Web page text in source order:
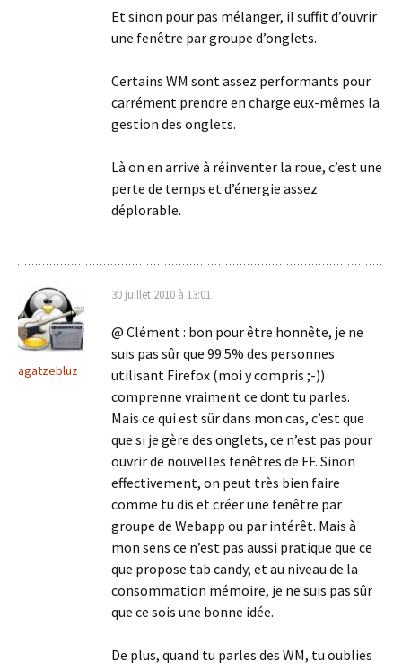
Et sinon pour pas mélanger, il suffit d’ouvrir
une fenêtre par groupe d’onglets.
Certains WM sont assez performants pour
carrément prendre en charge eux-mêmes la
gestion des onglets.
Là on en arrive à réinventer la roue, c’est une
perte de temps et d’énergie assez
déplorable.
agatzebluz
30 juillet 2010 à 13:01
@ Clément : bon pour être honnête, je ne
suis pas sûr que 99.5% des personnes
utilisant Firefox (moi y compris ;-))
comprenne vraiment ce dont tu parles.
Mais ce qui est sûr dans mon cas, c’est que
que si je gère des onglets, ce n’est pas pour
ouvrir de nouvelles fenêtres de FF. Sinon
effectivement, on peut très bien faire
comme tu dis et créer une fenêtre par
groupe de Webapp ou par intérêt. Mais à
mon sens ce n’est pas aussi pratique que ce
que propose tab candy, et au niveau de la
consommation mémoire, je ne suis pas sûr
que ce sois une bonne idée.
De plus, quand tu parles des WM, tu oublies